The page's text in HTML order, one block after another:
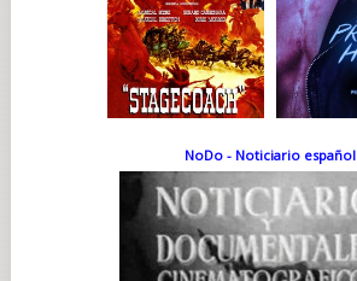
NoDo - Noticiario español